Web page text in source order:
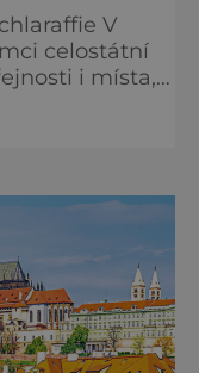
V
celostátní
i místa,
Husův
i
návštěvníky.